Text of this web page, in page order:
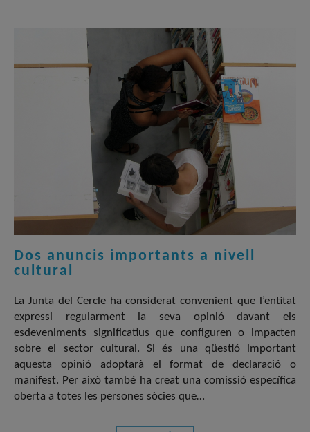
Dos anuncis importants a nivell
cultural
La Junta del Cercle ha considerat convenient que l’entitat
expressi regularment la seva opinió davant els
esdeveniments significatius que configuren o impacten
sobre el sector cultural. Si és una qüestió important
aquesta opinió adoptarà el format de declaració o
manifest. Per això també ha creat una comissió específica
oberta a totes les persones sòcies que…